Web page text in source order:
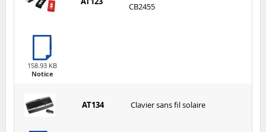
CB2455
158.93 KB
Notice
AT134 Clavier sans fil solaire